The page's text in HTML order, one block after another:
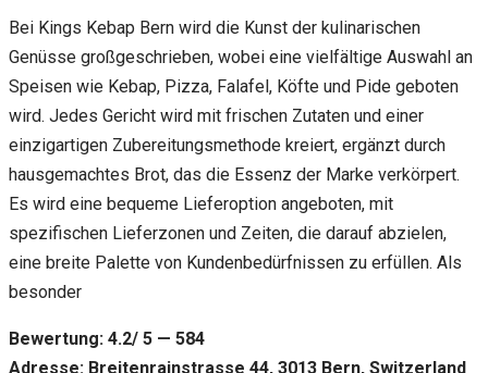
Bei Kings Kebap Bern wird die Kunst der kulinarischen
Genüsse großgeschrieben, wobei eine vielfältige Auswahl an
Speisen wie Kebap, Pizza, Falafel, Köfte und Pide geboten
wird. Jedes Gericht wird mit frischen Zutaten und einer
einzigartigen Zubereitungsmethode kreiert, ergänzt durch
hausgemachtes Brot, das die Essenz der Marke verkörpert.
Es wird eine bequeme Lieferoption angeboten, mit
spezifischen Lieferzonen und Zeiten, die darauf abzielen,
eine breite Palette von Kundenbedürfnissen zu erfüllen. Als
besonder
Bewertung: 4.2/ 5 — 584
Adresse: Breitenrainstrasse 44, 3013 Bern, Switzerland